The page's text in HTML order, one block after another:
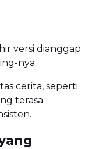
versi dianggap
nya.
cerita, seperti
terasa